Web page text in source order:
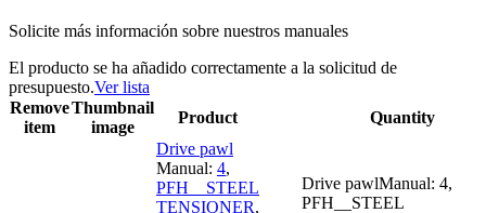
Solicite más información sobre nuestros manuales
El producto se ha añadido correctamente a la solicitud de
presupuesto.Ver lista
Remove
item
Thumbnail
image
Product
Quantity
Drive pawl
Manual: 4,
PFH__STEEL
TENSIONER,
Drive pawlManual: 4,
PFH__STEEL